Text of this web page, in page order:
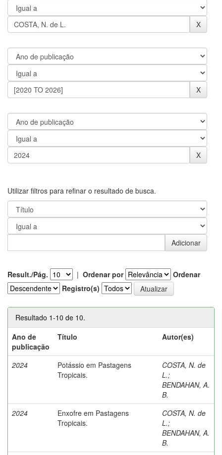
Utilizar filtros para refinar o resultado de busca.
Result./Pág. | Ordenar por
Ordenar
Registro(s)
Resultado 1-10 de 10.
Ano de
publicação
Título Autor(es)
2024
Potássio em Pastagens
Tropicais.
COSTA, N. de
L.;
BENDAHAN, A.
B.
2024
Enxofre em Pastagens
Tropicais.
COSTA, N. de
L.;
BENDAHAN, A.
B.